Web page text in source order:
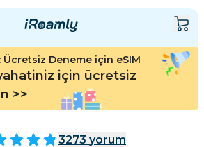
Ücretsiz Deneme için eSIM
için ücretsiz
>>
3273 yorum